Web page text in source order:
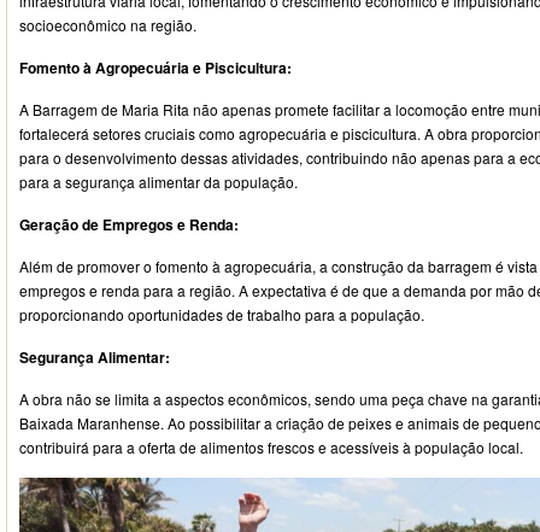
socioeconômico na região.
Fomento à Agropecuária e Piscicultura:
A Barragem de Maria Rita não apenas promete facilitar a locomoção entre
fortalecerá setores cruciais como agropecuária e piscicultura. A obra
para o desenvolvimento dessas atividades, contribuindo não apenas para a
para a segurança alimentar da população.
Geração de Empregos e Renda:
Além de promover o fomento à agropecuária, a construção da barragem é
empregos e renda para a região. A expectativa é de que a demanda por mão
proporcionando oportunidades de trabalho para a população.
Segurança Alimentar:
A obra não se limita a aspectos econômicos, sendo uma peça chave na
Baixada Maranhense. Ao possibilitar a criação de peixes e animais de
contribuirá para a oferta de alimentos frescos e acessíveis à população local.